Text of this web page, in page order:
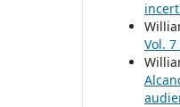
Vol.